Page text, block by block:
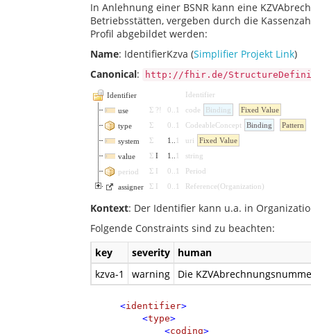
In Anlehnung einer BSNR kann eine
Betriebsstätten, vergeben durch die
Profil abgebildet werden:
Name: IdentifierKzva (Simplifier Projekt Link)
Canonical: http://fhir.de/
Identifier
Identifier
use
Σ ?! 0 1 code Binding
Fixed Value
type
Σ 0 1 CodeableConcept Binding
Pattern
system
Σ 1 1 uri
Fixed Value
value
Σ I 1 1
string
period
Σ I 0 1
Period
assigner
Σ I 0 1 Reference( Organization)
Kontext: Der Identifier kann u.a. in
Folgende Constraints sind zu beachten:
key
severity
human
kzva-1
warning Die
<identifier>
<type>
<coding>